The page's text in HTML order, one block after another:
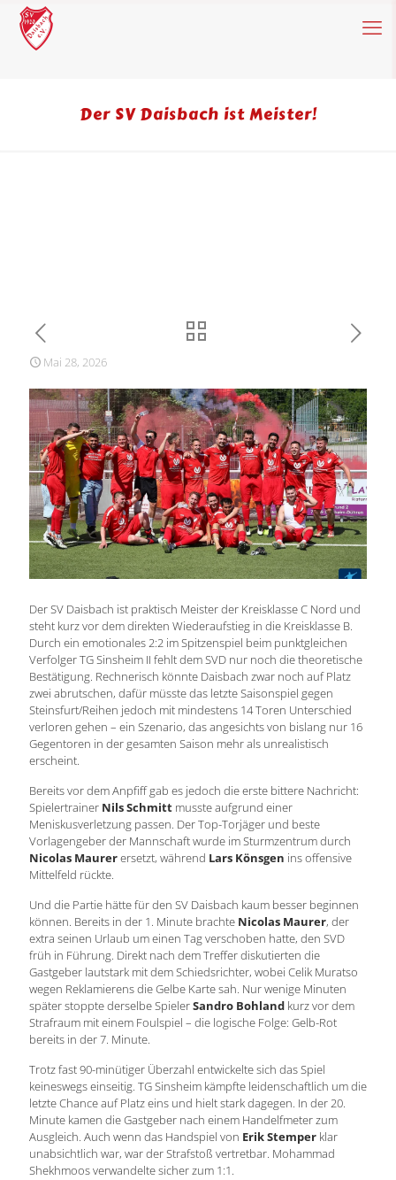
Der SV Daisbach ist Meister!
Mai 28, 2026
Der SV Daisbach ist praktisch Meister der Kreisklasse C Nord und
steht kurz vor dem direkten Wiederaufstieg in die Kreisklasse B.
Durch ein emotionales 2:2 im Spitzenspiel beim punktgleichen
Verfolger TG Sinsheim II fehlt dem SVD nur noch die theoretische
Bestätigung. Rechnerisch könnte Daisbach zwar noch auf Platz
zwei abrutschen, dafür müsste das letzte Saisonspiel gegen
Steinsfurt/Reihen jedoch mit mindestens 14 Toren Unterschied
verloren gehen – ein Szenario, das angesichts von bislang nur 16
Gegentoren in der gesamten Saison mehr als unrealistisch
erscheint.
Bereits vor dem Anpfiff gab es jedoch die erste bittere Nachricht:
Spielertrainer Nils Schmitt musste aufgrund einer
Meniskusverletzung passen. Der Top-Torjäger und beste
Vorlagengeber der Mannschaft wurde im Sturmzentrum durch
Nicolas Maurerersetzt, während Lars Könsgen ins offensive
Mittelfeld rückte.
Und die Partie hätte für den SV Daisbach kaum besser beginnen
können. Bereits in der 1. Minute brachte Nicolas Maurer, der
extra seinen Urlaub um einen Tag verschoben hatte, den SVD
früh in Führung. Direkt nach dem Treffer diskutierten die
Gastgeber lautstark mit dem Schiedsrichter, wobei Celik Muratso
wegen Reklamierens die Gelbe Karte sah. Nur wenige Minuten
später stoppte derselbe SpielerSandro Bohland kurz vor dem
Strafraum mit einem Foulspiel – die logische Folge: Gelb-Rot
bereits in der 7. Minute.
Trotz fast 90-minütiger Überzahl entwickelte sich das Spiel
keineswegs einseitig. TG Sinsheim kämpfte leidenschaftlich um die
letzte Chance auf Platz eins und hielt stark dagegen. In der 20.
Minute kamen die Gastgeber nach einem Handelfmeter zum
Ausgleich. Auch wenn das Handspiel von Erik Stemper klar
unabsichtlich war, war der Strafstoß vertretbar. Mohammad
Shekhmoos verwandelte sicher zum 1:1.